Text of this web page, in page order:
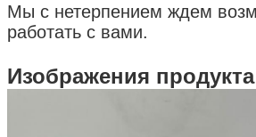
Мы с нетерпением ждем
работать с вами.
Изображения продукта